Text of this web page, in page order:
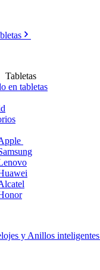
Tabletas
en tabletas
y Anillos inteligentes